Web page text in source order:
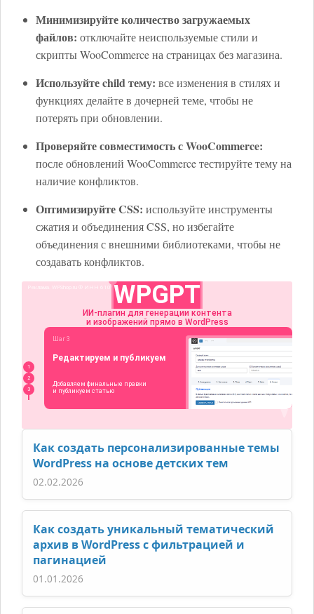
Минимизируйте количество загружаемых
файлов: отключайте неиспользуемые стили и
скрипты WooCommerce на страницах без магазина.
Используйте child тему: все изменения в стилях и
функциях делайте в дочерней теме, чтобы не
потерять при обновлении.
Проверяйте совместимость с WooCommerce:
после обновлений WooCommerce тестируйте тему на
наличие конфликтов.
Оптимизируйте CSS: используйте инструменты
сжатия и объединения CSS, но избегайте
объединения с внешними библиотеками, чтобы не
создавать конфликтов.
Как создать персонализированные темы
WordPress на основе детских тем
02.02.2026
Как создать уникальный тематический
архив в WordPress с фильтрацией и
пагинацией
01.01.2026